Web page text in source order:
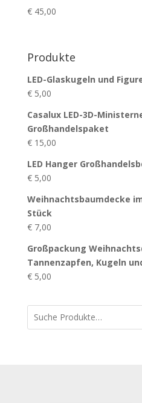
€45,00
Produkte
LED-Glaskugeln und
€5,00
Casalux LED-3D-
Großhandelspaket
€15,00
LED Hanger
€5,00
Weihnachtsbaumdecke
Stück
€7,00
Großpackung
Tannenzapfen, Kugeln
€5,00